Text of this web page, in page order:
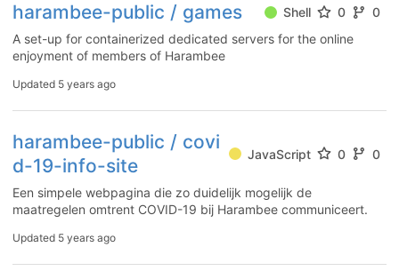
harambee-public / games Shell 0
0
A set-up for containerized dedicated servers for the online
enjoyment of members of Harambee
Updated 5 years ago
harambee-public / covi
d-19-info-site
JavaScript 0 0
Een simpele webpagina die zo duidelijk mogelijk de
maatregelen omtrent COVID-19 bij Harambee communiceert.
Updated 5 years ago